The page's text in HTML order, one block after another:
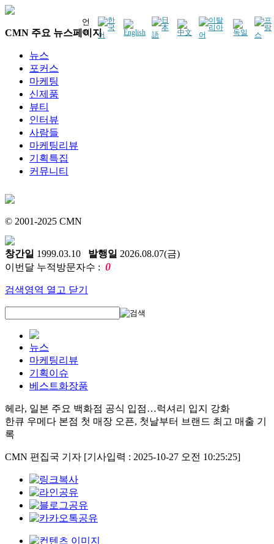
언
어
CMN 주요 뉴스페이지
뉴스
포커스
마케팅
신제품
뷰티
인터뷰
사람들
마케팅리뷰
기획특집
커뮤니티
© 2001-2025 CMN
창간일 1999.03.10 발행일 2026.08.07(금)
이번달 누적방문자수 : 0
검색영역 열고 닫기
뉴스
마케팅리뷰
기획이슈
베스트화장품
헤라, 일본 주요 백화점 공식 입점…럭셔리 입지 강화
한큐 우메다 본점 첫 매장 오픈, 첫날부터 브랜드 최고 매출 기
록
CMN 편집국 기자 [기사입력 : 2025-10-27 오전 10:25:25]